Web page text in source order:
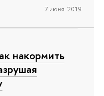
7 июня 2019
накормить